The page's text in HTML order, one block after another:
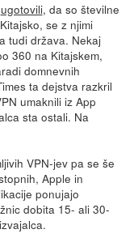
ugotovili, da so številne
se z njimi
tudi država. Nekaj
360 na Kitajskem,
domnevnih
ta dejstva razkril
umaknili iz App
sta ostali. Na
VPN-jev pa se še
Apple in
ponujajo
dobita 15- ali 30-